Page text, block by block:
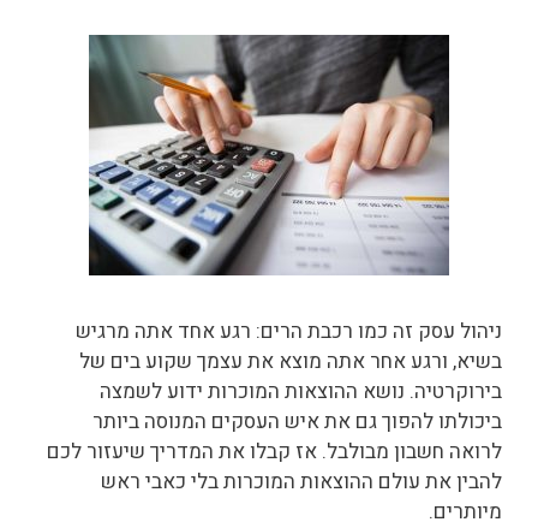
ניהול עסק זה כמו רכבת הרים: רגע אחד אתה מרגיש
בשיא, ורגע אחר אתה מוצא את עצמך שקוע בים של
בירוקרטיה. נושא ההוצאות המוכרות ידוע לשמצה
ביכולתו להפוך גם את איש העסקים המנוסה ביותר
לרואה חשבון מבולבל. אז קבלו את המדריך שיעזור לכם
להבין את עולם ההוצאות המוכרות בלי כאבי ראש
מיותרים.